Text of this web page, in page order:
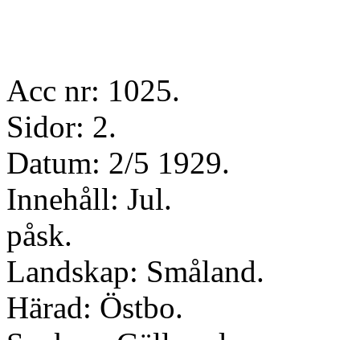
Acc nr: 1025.
Sidor: 2.
Datum: 2/5 1929.
Innehåll: Jul.
påsk.
Landskap: Småland.
Härad: Östbo.